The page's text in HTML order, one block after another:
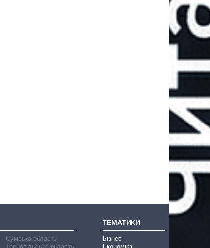
Сумська область
Тернопільська область
ТЕМАТИКИ
Бізнес
Економіка